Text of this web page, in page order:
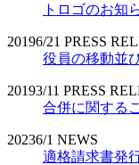
トロゴのお知
20196/21 PRESS
役員の移動並
20193/11 PRESS
合併に関する
20236/1 NEWS
適格請求書発